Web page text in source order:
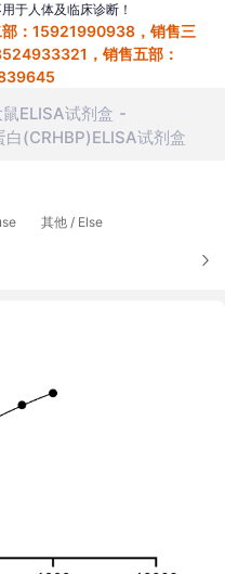
于人体及临床诊断！
：15921990938，销售三
，销售五部：
鼠ELISA试剂盒
(CRHBP)ELISA试剂盒
其他 / Else